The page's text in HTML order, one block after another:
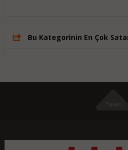
Bu Kategorinin En Çok